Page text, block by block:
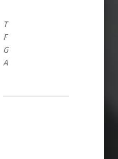
T
F
G
A